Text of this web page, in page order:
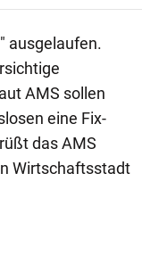
ausgelaufen.
AMS sollen
eine Fix-
das AMS
Wirtschaftsstadt